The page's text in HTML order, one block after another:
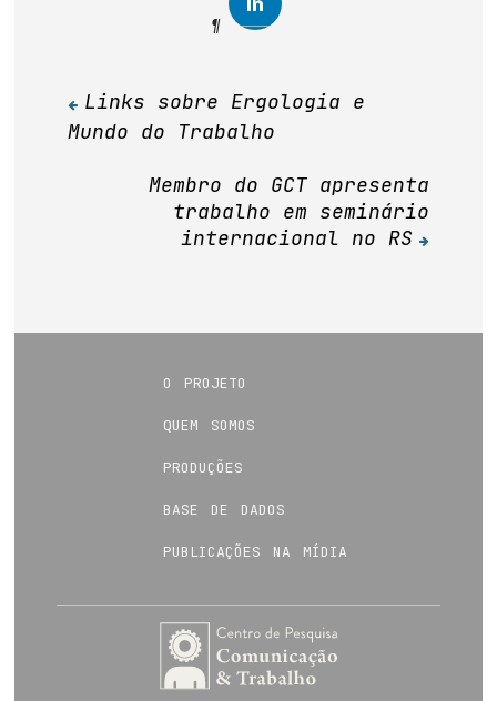
Navegação
de
Post
Links sobre Ergologia e
Mundo do Trabalho
Membro do GCT apresenta
trabalho em seminário
internacional no RS
o projeto
quem somos
produções
base de dados
publicações na mídia